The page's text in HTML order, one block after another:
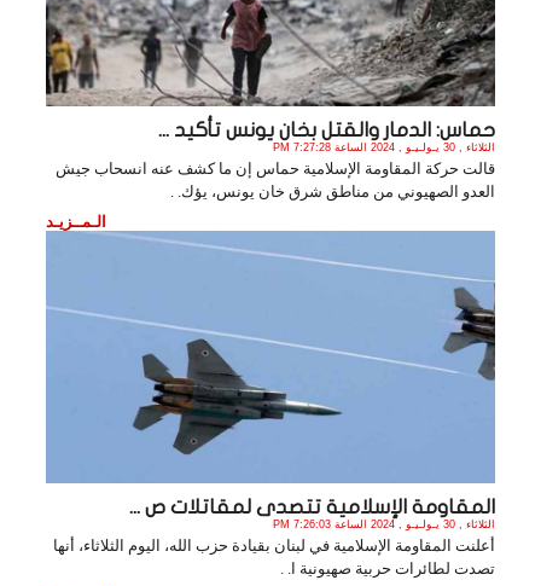
حماس: الدمار والقتل بخان يونس تأكيد ...
الثلاثاء , 30 يـولـيـو , 2024 الساعة 7:27:28 PM
قالت حركة المقاومة الإسلامية حماس إن ما كشف عنه انسحاب جيش
العدو الصهيوني من مناطق شرق خان يونس، يؤك. .
الـمــزيـد
المقاومة الإسلامية تتصدى لمقاتلات ص ...
الثلاثاء , 30 يـولـيـو , 2024 الساعة 7:26:03 PM
أعلنت المقاومة الإسلامية في لبنان بقيادة حزب الله، اليوم الثلاثاء، أنها
تصدت لطائرات حربية صهيونية ا. .